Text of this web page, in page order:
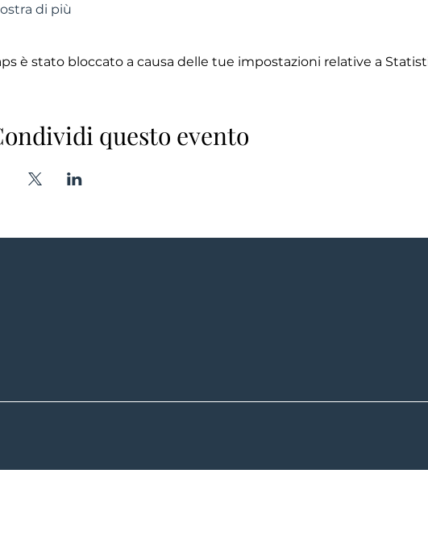
di più
è stato bloccato a causa delle tue impostazioni relative a
questo evento